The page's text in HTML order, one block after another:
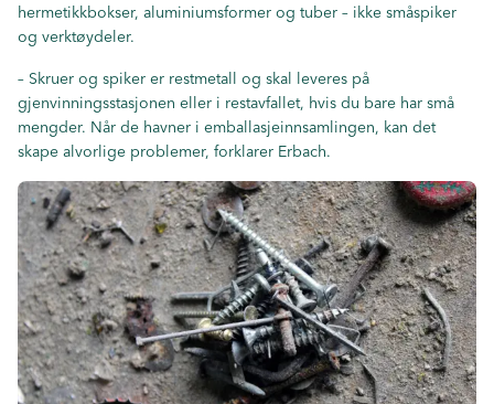
hermetikkbokser, aluminiumsformer og tuber – ikke småspiker
og verktøydeler.
– Skruer og spiker er restmetall og skal leveres på
gjenvinningsstasjonen eller i restavfallet, hvis du bare har små
mengder. Når de havner i emballasjeinnsamlingen, kan det
skape alvorlige problemer, forklarer Erbach.